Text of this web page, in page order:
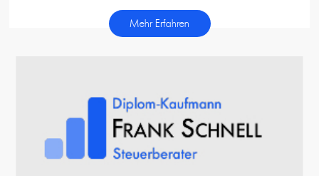
Mehr Erfahren